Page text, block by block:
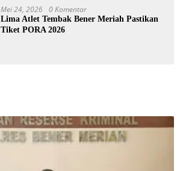
Mei 24, 2026 0 Komentar
Lima Atlet Tembak Bener Meriah Pastikan
Tiket PORA 2026